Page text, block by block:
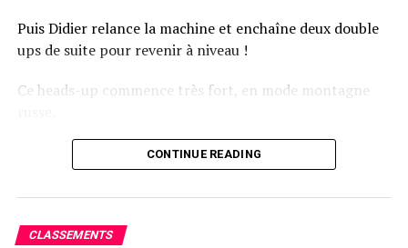
Puis Didier relance la machine et enchaîne deux double
ups de suite pour revenir à niveau !
Ce heads-up commence très fort, en mode montagne
Le champagne va réchauffer si les deux finalistes ne se décident pas !
CONTINUE READING
CLASSEMENTS